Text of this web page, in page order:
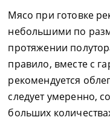
Мясо при готовке
небольшими по
протяжении
правило, вместе с
рекомендуется
следует умеренно,
больших